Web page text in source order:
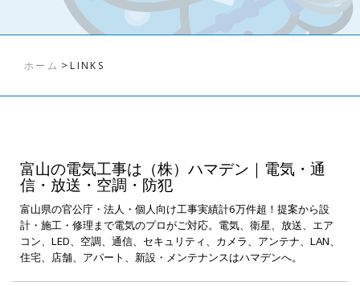
ホーム > LINKS
富山の電気工事は（株）ハマデン｜電気・通
信・放送・空調・防犯
富山県の官公庁・法人・個人向け工事実績計6万件超！提案から設
計・施工・修理まで電気のプロがご対応。電気、衛星、放送、エア
コン、LED、空調、通信、セキュリティ、カメラ、アンテナ、LAN、
住宅、店舗、アパート、新設・メンテナンスはハマデンへ。